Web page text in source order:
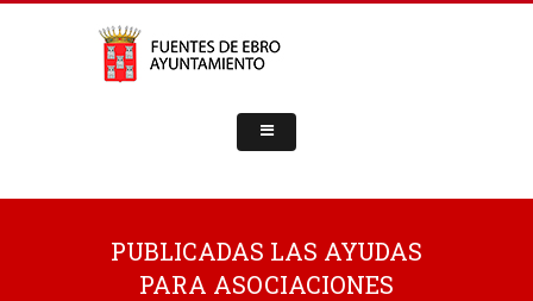
PUBLICADAS LAS AYUDAS
PARA ASOCIACIONES